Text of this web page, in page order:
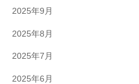
2025年9月
2025年8月
2025年7月
2025年6月